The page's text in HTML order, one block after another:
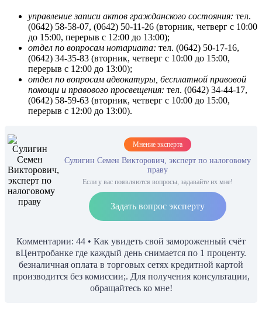
управление записи актов гражданского состояния: тел.
(0642) 58-58-07, (0642) 50-11-26 (вторник, четверг с 10:00
до 15:00, перерыв с 12:00 до 13:00);
отдел по вопросам нотариата: тел. (0642) 50-17-16,
(0642) 34-35-83 (вторник, четверг с 10:00 до 15:00,
перерыв с 12:00 до 13:00);
отдел по вопросам адвокатуры, бесплатной правовой
помощи и правового просвещения: тел. (0642) 34-44-17,
(0642) 58-59-63 (вторник, четверг с 10:00 до 15:00,
перерыв с 12:00 до 13:00).
Мнение эксперта
Сулигин Семен Викторович, эксперт по налоговому
праву
Если у вас появляются вопросы, задавайте их мне!
Задать вопрос эксперту
Комментарии: 44 • Как увидеть свой замороженный счёт
вЦентробанке где каждый день снимается по 1 проценту.
безналичная оплата в торговых сетях кредитной картой
производится без комиссии;. Для получения консультации,
обращайтесь ко мне!